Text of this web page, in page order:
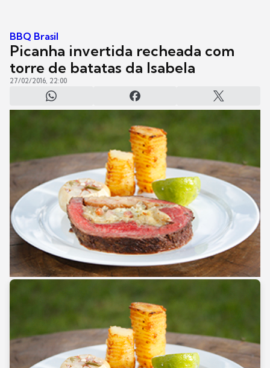
BBQ Brasil
Picanha invertida recheada com
torre de batatas da Isabela
27/02/2016, 22:00